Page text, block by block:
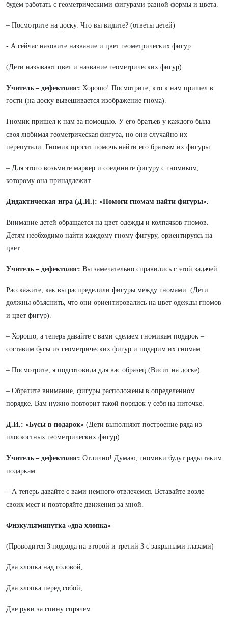
будем работать с геометрическими фигурами разной формы и цвета.
– Посмотрите на доску. Что вы видите? (ответы детей)
- А сейчас назовите название и цвет геометрических фигур.
(Дети называют цвет и название геометрических фигур).
Учитель – дефектолог: Хорошо! Посмотрите, кто к нам пришел в
гости (на доску вывешивается изображение гнома).
Гномик пришел к нам за помощью. У его братьев у каждого была
своя любимая геометрическая фигура, но они случайно их
перепутали. Гномик просит помочь найти его братьям их фигуры.
– Для этого возьмите маркер и соедините фигуру с гномиком,
которому она принадлежит.
Дидактическая игра (Д.И.): «Помоги гномам найти фигуры».
Внимание детей обращается на цвет одежды и колпачков гномов.
Детям необходимо найти каждому гному фигуру, ориентируясь на
цвет.
Учитель – дефектолог: Вы замечательно справились с этой задачей.
Расскажите, как вы распределили фигуры между гномами. (Дети
должны объяснить, что они ориентировались на цвет одежды гномов
и цвет фигур).
– Хорошо, а теперь давайте с вами сделаем гномикам подарок –
составим бусы из геометрических фигур и подарим их гномам.
– Посмотрите, я подготовила для вас образец (Висит на доске).
– Обратите внимание, фигуры расположены в определенном
порядке. Вам нужно повторит такой порядок у себя на ниточке.
Д.И.: «Бусы в подарок» (Дети выполняют построение ряда из
плоскостных геометрических фигур)
Учитель – дефектолог: Отлично! Думаю, гномики будут рады таким
подаркам.
– А теперь давайте с вами немного отвлечемся. Вставайте возле
своих мест и повторяйте движения за мной.
Физкультминутка «два хлопка»
(Проводится 3 подхода на второй и третий 3 с закрытыми глазами)
Два хлопка над головой,
Два хлопка перед собой,
Две руки за спину спрячем